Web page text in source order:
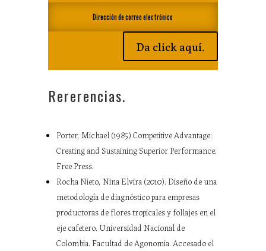
Da click aquí.
Rererencias.
Porter, Michael (1985) Competitive Advantage:
Creating and Sustaining Superior Performance.
Free Press.
Rocha Nieto, Nina Elvira (2010). Diseño de una
metodología de diagnóstico para empresas
productoras de flores tropicales y follajes en el
eje cafetero. Universidad Nacional de
Colombia. Facultad de Agonomia. Accesado el